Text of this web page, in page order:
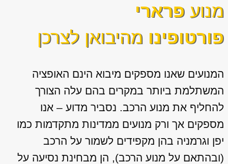
מנוע פרארי
פורטופינו מהיבואן לצרכן
המנועים שאנו מספקים מיבוא הינם האופציה
המשתלמת ביותר במקרים בהם עלה הצורך
להחליף את מנוע הרכב. נסביר מדוע – אנו
מספקים אך ורק מנועים ממדינות מתקדמות כמו
יפן וגרמניה בהן מקפידים לשמור על הרכב
(ובהתאם על מנוע הרכב), הן מבחינת נסיעה על